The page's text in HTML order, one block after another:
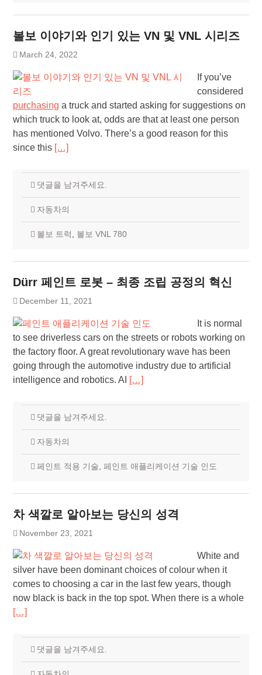
볼보 이야기와 인기 있는 VN 및 VNL 시리즈
March 24, 2022
If you’ve
considered
purchasing a truck and started asking for suggestions on
which truck to look at, odds are that at least one person
has mentioned Volvo. There’s a good reason for this
since this […]
댓글을 남겨주세요.
자동차의
볼보 트럭, 볼보 VNL 780
Dürr 페인트 로봇 – 최종 조립 공정의 혁신
December 11, 2021
It is normal
to see driverless cars on the streets or robots working on
the factory floor. A great revolutionary wave has been
going through the automotive industry due to artificial
intelligence and robotics. AI
[…]
댓글을 남겨주세요.
자동차의
페인트 적용 기술, 페인트 애플리케이션 기술 인도
차 색깔로 알아보는 당신의 성격
November 23, 2021
White and
silver have been dominant choices of colour when it
comes to choosing a car in the last few years, though
now black is back in the top spot. When there is a whole
[…]
댓글을 남겨주세요.